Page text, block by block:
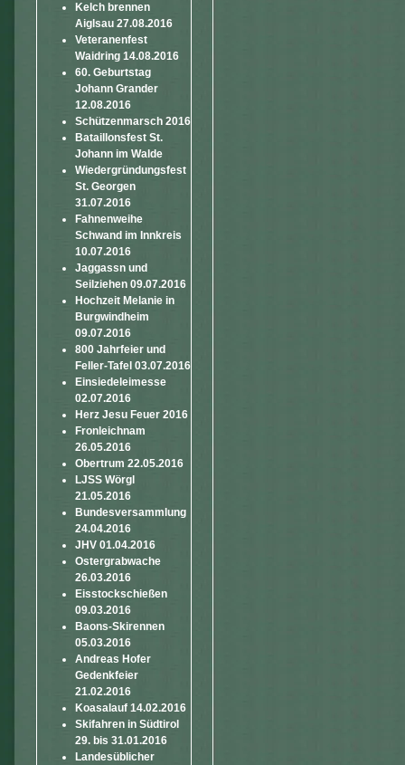
Kelch brennen
Aiglsau 27.08.2016
Veteranenfest
Waidring 14.08.2016
60. Geburtstag
Johann Grander
12.08.2016
Schützenmarsch 2016
Bataillonsfest St.
Johann im Walde
Wiedergründungsfest
St. Georgen
31.07.2016
Fahnenweihe
Schwand im Innkreis
10.07.2016
Jaggassn und
Seilziehen 09.07.2016
Hochzeit Melanie in
Burgwindheim
09.07.2016
800 Jahrfeier und
Feller-Tafel 03.07.2016
Einsiedeleimesse
02.07.2016
Herz Jesu Feuer 2016
Fronleichnam
26.05.2016
Obertrum 22.05.2016
LJSS Wörgl
21.05.2016
Bundesversammlung
24.04.2016
JHV 01.04.2016
Ostergrabwache
26.03.2016
Eisstockschießen
09.03.2016
Baons-Skirennen
05.03.2016
Andreas Hofer
Gedenkfeier
21.02.2016
Koasalauf 14.02.2016
Skifahren in Südtirol
29. bis 31.01.2016
Landesüblicher